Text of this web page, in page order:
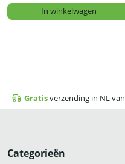
In winkelwagen
Gratisverzending in NL
Categorieën